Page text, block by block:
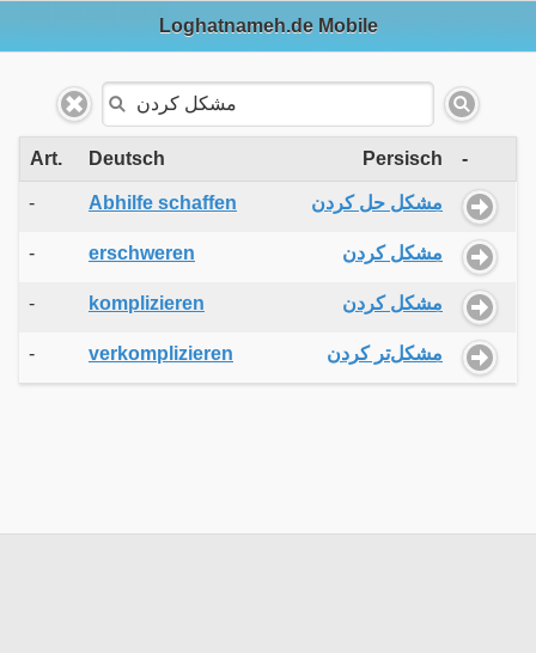
Loghatnameh.de Mobile
Art. Deutsch Persisch -
- Abhilfe schaffen مشکل حل کردن
- erschweren مشکل کردن
- komplizieren مشکل کردن
- verkomplizieren مشکل‌تر کردن